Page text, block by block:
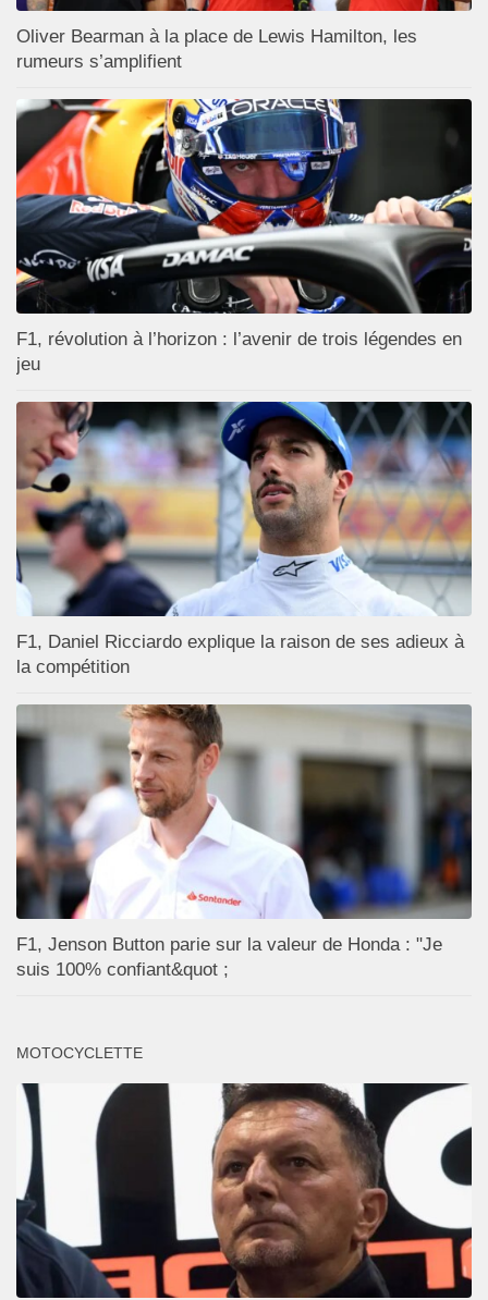
Oliver Bearman à la place de Lewis Hamilton, les
rumeurs s’amplifient
F1, révolution à l’horizon : l’avenir de trois légendes en
jeu
F1, Daniel Ricciardo explique la raison de ses adieux à
la compétition
F1, Jenson Button parie sur la valeur de Honda : "Je
suis 100% confiant&quot ;
MOTOCYCLETTE